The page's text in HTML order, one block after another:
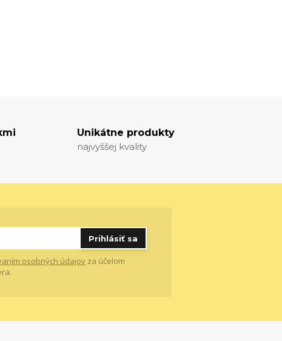
Unikátne produkty
najvyššej kvality
Prihlásiť sa
osobných údajov za účelom